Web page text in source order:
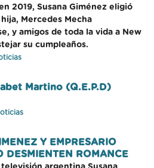
2019, Susana Giménez eligió
Mercedes Mecha
y amigos de toda la vida a New
su cumpleaños.
Martino (Q.E.P.D)
Y EMPRESARIO
DESMIENTEN ROMANCE